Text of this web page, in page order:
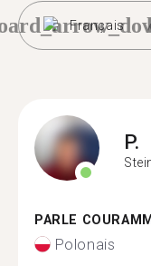
Français
P.
PARLE
Polonais